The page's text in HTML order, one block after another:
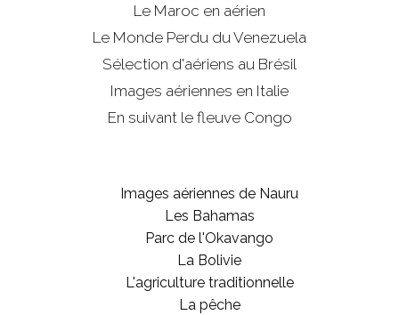
Le Maroc en aérien
Le Monde Perdu du Venezuela
Sélection d'aériens au Brésil
Images aériennes en Italie
En suivant le fleuve Congo
Images aériennes de Nauru
Les Bahamas
Parc de l'Okavango
La Bolivie
L'agriculture traditionnelle
La pêche